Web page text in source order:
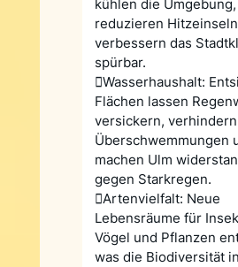
kühlen die Umgebung,
reduzieren
verbessern das
spürbar.
Wasserhaushalt:
Flächen lassen
versickern, verhindern
Überschwemmungen
machen Ulm
gegen Starkregen.
Artenvielfalt: Neue
Lebensräume für
Vögel und Pflanzen
was die Biodiversität